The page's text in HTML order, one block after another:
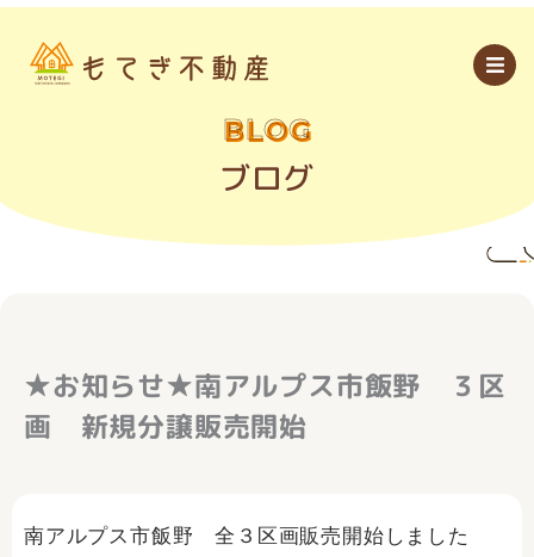
内
BLOG
ブログ
★お知らせ★南アルプス市飯野 ３区
画 新規分譲販売開始
南アルプス市飯野 全３区画販売開始しました